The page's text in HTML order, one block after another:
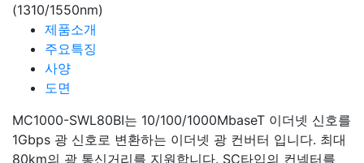
(1310/1550nm)
제품소개
주요특징
사양
도면
MC1000-SWL80BI는 10/100/1000MbaseT 이더넷 신호를
1Gbps 광 신호로 변환하는 이더넷 광 컨버터 입니다. 최대
80km의 광 통신거리를 지원합니다. SC타입의 컨넥터를